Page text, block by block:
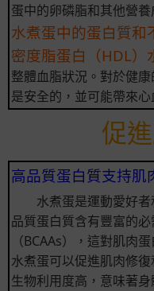
蛋中的卵磷脂和其他營
水煮蛋中的蛋白質和
密度脂蛋白（HDL）
整體血脂狀況。對於健
是安全的，並可能帶來心
促
高品質蛋白質支持肌
水煮蛋是運動愛好
品質蛋白質含有豐富的
（BCAAs），這對肌肉
水煮蛋可以促進肌肉修
生物利用度高，意味著